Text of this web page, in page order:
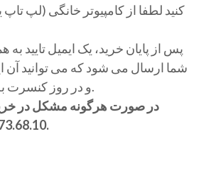
کنید لطفا از کامپیوتر خانگی (لپ
پس از پایان خرید، یک ایمیل تایید به
شما ارسال می شود که می توانید آن
و در روز کنسرت به همراه داشته باشید.
در صورت هرگونه مشکل در
06.50.73.68.10 تماس بگیرید.